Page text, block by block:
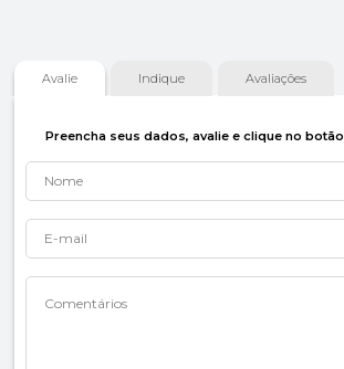
Avalie Indique Avaliações
Preencha seus dados, avalie e clique no